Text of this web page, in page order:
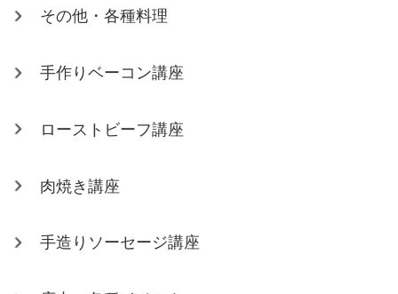
その他・各種料理
手作りベーコン講座
ローストビーフ講座
肉焼き講座
手造りソーセージ講座